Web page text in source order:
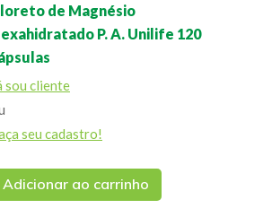
de Magnésio
P. A. Unilife 120
sou cliente
seu cadastro!
Adicionar ao carrinho